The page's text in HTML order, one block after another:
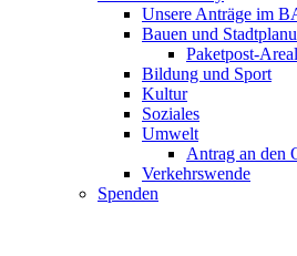
Unsere Anträge im
Bauen und
Paketpost-Areal
Bildung und Sport
Kultur
Soziales
Umwelt
Antrag an den
Verkehrswende
Spenden